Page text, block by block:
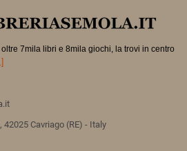
7mila libri e 8mila giochi, la trovi in centro
Cavriago (RE) - Italy